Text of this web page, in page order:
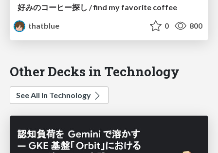
好みのコーヒー探し / find my favorite coffee
thatblue
0 800
Other Decks in Technology
See All in Technology